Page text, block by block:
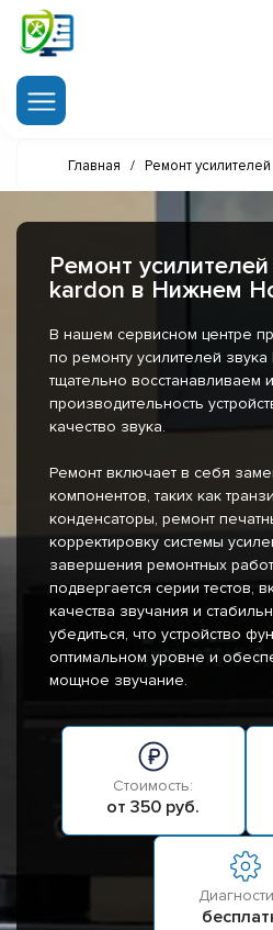
Главная / Ремонт усилителей
Ремонт
kardon в Нижнем
В нашем сервисном центре
по ремонту усилителей
тщательно восстанавливаем
производительность
качество звука.
Ремонт включает в себя
компонентов, таких как
конденсаторы, ремонт
корректировку системы
завершения ремонтных
подвергается серии тестов,
качества звучания и
убедиться, что устройство
оптимальном уровне и
мощное звучание.
Стоимость:
от 350 руб.